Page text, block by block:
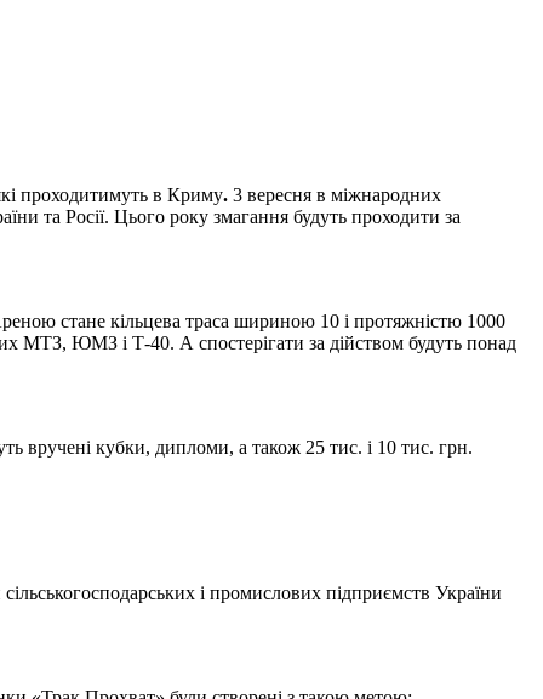
проходитимуть в Криму. 3 вересня в міжнародних
та Росії. Цього року змагання будуть проходити за
стане кільцева траса шириною 10 і протяжністю 1000
МТЗ, ЮМЗ і Т-40. А спостерігати за дійством будуть понад
вручені кубки, дипломи, а також 25 тис. і 10 тис. грн.
і промислових підприємств України